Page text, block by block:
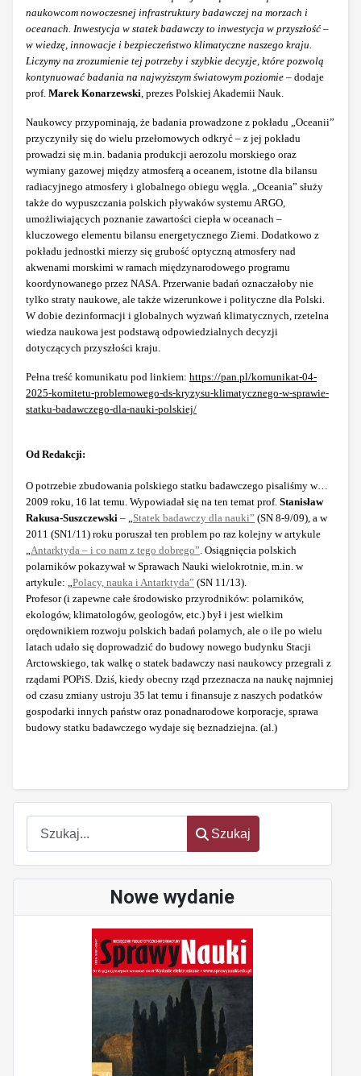
Szukaj
Szukaj
Nowe wydanie
naukowcom nowoczesnej infrastruktury badawczej na morzach i
oceanach. Inwestycja w statek badawczy to inwestycja w przyszłość –
w wiedzę, innowacje i bezpieczeństwo klimatyczne naszego kraju.
Liczymy na zrozumienie tej potrzeby i szybkie decyzje, które pozwolą
kontynuować badania na najwyższym światowym poziomie – dodaje
prof. Marek Konarzewski , prezes Polskiej Akademii Nauk.
Naukowcy przypominają, że badania prowadzone z pokładu „Oceanii”
przyczyniły się do wielu przełomowych odkryć – z jej pokładu
prowadzi się m.in. badania produkcji aerozolu morskiego oraz
wymiany gazowej między atmosferą a oceanem, istotne dla bilansu
radiacyjnego atmosfery i globalnego obiegu węgla. „Oceania” służy
także do wypuszczania polskich pływaków systemu ARGO,
umożliwiających poznanie zawartości ciepła w oceanach –
kluczowego elementu bilansu energetycznego Ziemi. Dodatkowo z
pokładu jednostki mierzy się grubość optyczną atmosfery nad
akwenami morskimi w ramach międzynarodowego programu
koordynowanego przez NASA. Przerwanie badań oznaczałoby nie
tylko straty naukowe, ale także wizerunkowe i polityczne dla Polski.
W dobie dezinformacji i globalnych wyzwań klimatycznych, rzetelna
wiedza naukowa jest podstawą odpowiedzialnych decyzji
dotyczących przyszłości kraju.
Pełna treść komunikatu pod linkiem: https://pan.pl/komunikat-04-
2025-komitetu-problemowego-ds-kryzysu-klimatycznego-w-sprawie-
statku-badawczego-dla-nauki-polskiej/
Od Redakcji:
O potrzebie zbudowania polskiego statku badawczego pisaliśmy w…
2009 roku, 16 lat temu. Wypowiadał się na ten temat prof. Stanisław
Rakusa-Suszczewski – „ Statek badawczy dla nauki” (SN 8-9/09), a w
2011 (SN1/11) roku poruszał ten problem po raz kolejny w artykule
Antarktyda – i co nam z tego dobrego” . Osiągnięcia polskich
polarników pokazywał w Sprawach Nauki wielokrotnie, m.in. w
artykule: „ Polacy, nauka i Antarktyda” (SN 11/13).
Profesor (i zapewne całe środowisko przyrodników: polarników,
ekologów, klimatologów, geologów, etc.) był i jest wielkim
orędownikiem rozwoju polskich badań polarnych, ale o ile po wielu
latach udało się doprowadzić do budowy nowego budynku Stacji
Arctowskiego, tak walkę o statek badawczy nasi naukowcy przegrali z
rządami POPiS. Dziś, kiedy obecny rząd przeznacza na naukę najmniej
od czasu zmiany ustroju 35 lat temu i finansuje z naszych podatków
gospodarki innych państw oraz ponadnarodowe korporacje, sprawa
budowy statku badawczego wydaje się beznadziejna. (al.)